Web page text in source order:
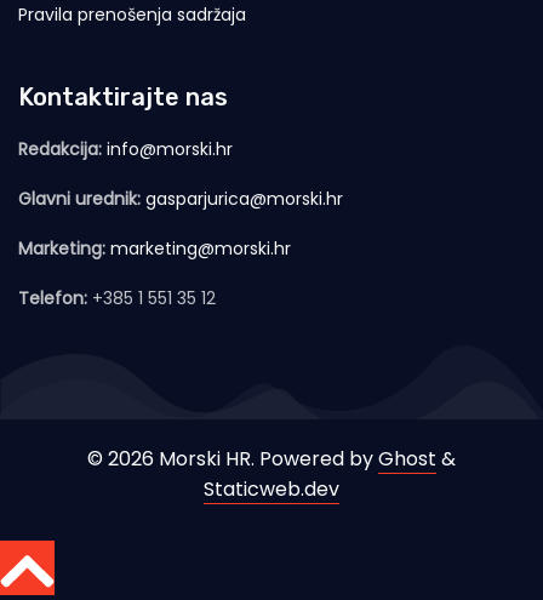
Pravila prenošenja sadržaja
Kontaktirajte nas
Redakcija: info@morski.hr
Glavni urednik: gasparjurica@morski.hr
Marketing: marketing@morski.hr
Telefon: +385 1 551 35 12
© 2026 Morski HR. Powered byGhost &
Staticweb.dev